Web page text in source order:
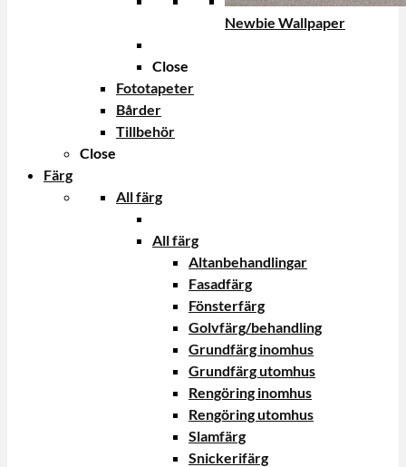
Newbie Wallpaper
Close
Fototapeter
Bårder
Tillbehör
Close
Färg
All färg
All färg
Altanbehandlingar
Fasadfärg
Fönsterfärg
Golvfärg/behandling
Grundfärg inomhus
Grundfärg utomhus
Rengöring inomhus
Rengöring utomhus
Slamfärg
Snickerifärg